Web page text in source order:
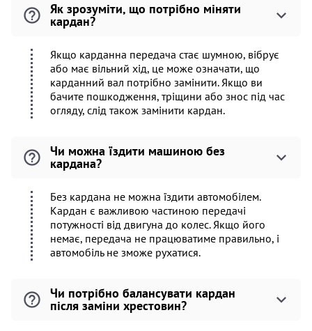
Як зрозуміти, що потрібно міняти
кардан?
Якщо карданна передача стає шумною, вібрує
або має вільний хід, це може означати, що
карданний вал потрібно замінити. Якщо ви
бачите пошкодження, тріщини або знос під час
огляду, слід також замінити кардан.
Чи можна їздити машиною без
кардана?
Без кардана не можна їздити автомобілем.
Кардан є важливою частиною передачі
потужності від двигуна до колес. Якщо його
немає, передача не працюватиме правильно, і
автомобіль не зможе рухатися.
Чи потрібно балансувати кардан
після заміни хрестовин?